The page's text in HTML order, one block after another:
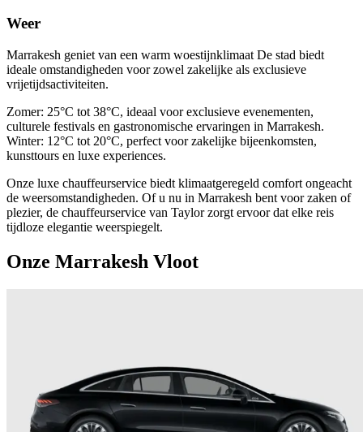
Weer
Marrakesh geniet van een warm woestijnklimaat De stad biedt
ideale omstandigheden voor zowel zakelijke als exclusieve
vrijetijdsactiviteiten.
Zomer: 25°C tot 38°C, ideaal voor exclusieve evenementen,
culturele festivals en gastronomische ervaringen in Marrakesh.
Winter: 12°C tot 20°C, perfect voor zakelijke bijeenkomsten,
kunsttours en luxe experiences.
Onze luxe chauffeurservice biedt klimaatgeregeld comfort ongeacht
de weersomstandigheden. Of u nu in Marrakesh bent voor zaken of
plezier, de chauffeurservice van Taylor zorgt ervoor dat elke reis
tijdloze elegantie weerspiegelt.
Onze Marrakesh Vloot